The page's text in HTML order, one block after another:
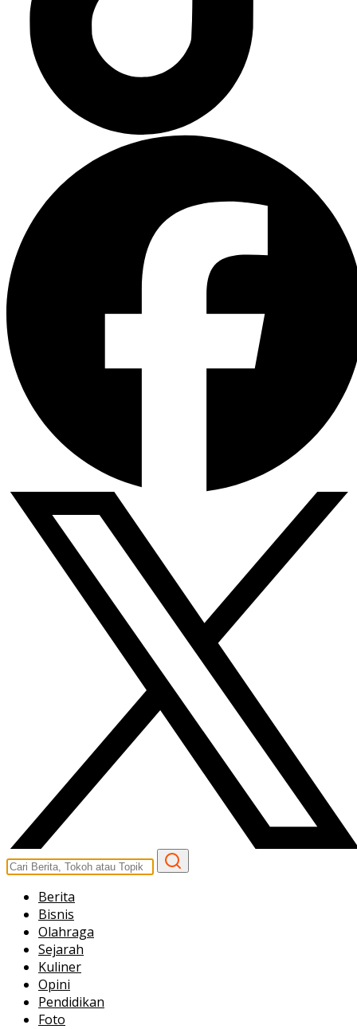
Berita
Bisnis
Olahraga
Sejarah
Kuliner
Opini
Pendidikan
Foto